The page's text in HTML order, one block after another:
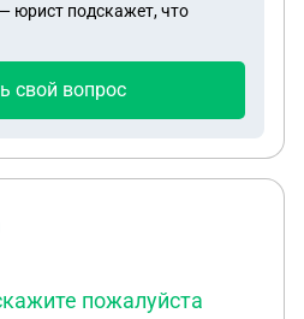
юрист подскажет, что
свой вопрос
пожалуйста